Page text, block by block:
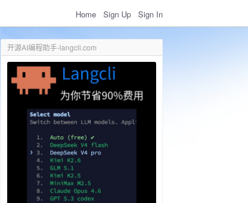
Home Sign Up Sign In
开源AI编程助手-langcli.com